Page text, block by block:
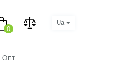
0
Ua
Опт